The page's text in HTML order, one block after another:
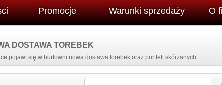
Promocje Warunki sprzedaży O
DOSTAWA TOREBEK
pojawi się w hurtowni nowa dostawa torebek oraz portfeli skórzanych